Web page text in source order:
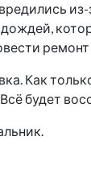
из-
ремонт
Как
будет